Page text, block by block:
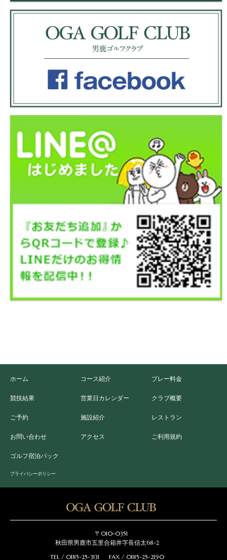
ホーム
競技結果
コース紹介
営業日カレンダー
プレー料金
クラブ概要
ご予約
お問い合わせ
施設紹介
アクセス
レストラン
ご利用規約
ゴルフ宿泊パック
プライバシーポリシー
〒010-0351
秋田県男鹿市五里合箱井字長信太68-2
TEL / 0185-25-3131
FAX / 0185-25-2190